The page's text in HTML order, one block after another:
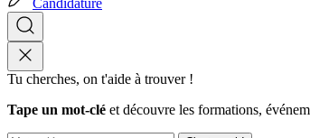
Candidature
Tu cherches, on t'aide à trouver !
Tape un mot-clé et découvre les formations,